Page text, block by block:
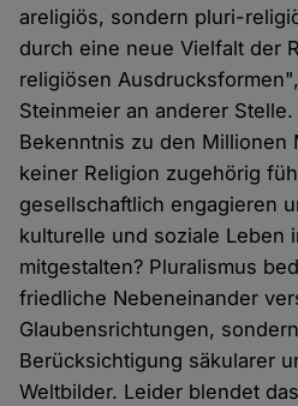
areligiös, sondern pluri-
durch eine neue Vielfalt der
religiösen
Steinmeier an anderer
Bekenntnis zu den Millionen
keiner Religion zugehörig
gesellschaftlich engagieren
kulturelle und soziale Leben
mitgestalten? Pluralismus
friedliche Nebeneinander
Glaubensrichtungen,
Berücksichtigung säkularer
Weltbilder. Leider blendet